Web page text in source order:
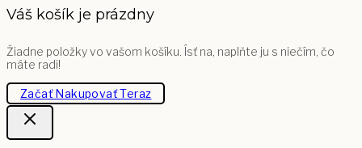
Váš košík je prázdny
Žiadne položky vo vašom košíku. Ísť na, naplňte ju s niečím, čo
máte radi!
Začať Nakupovať Teraz